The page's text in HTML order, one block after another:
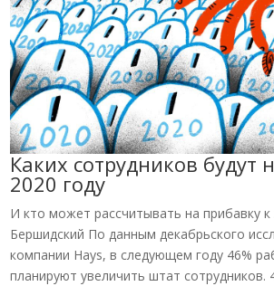
Каких сотрудников будут
2020 году
И кто может рассчитывать на прибавку
Бершидский По данным декабрьского
компании Hays, в следующем году 46%
планируют увеличить штат сотрудников.